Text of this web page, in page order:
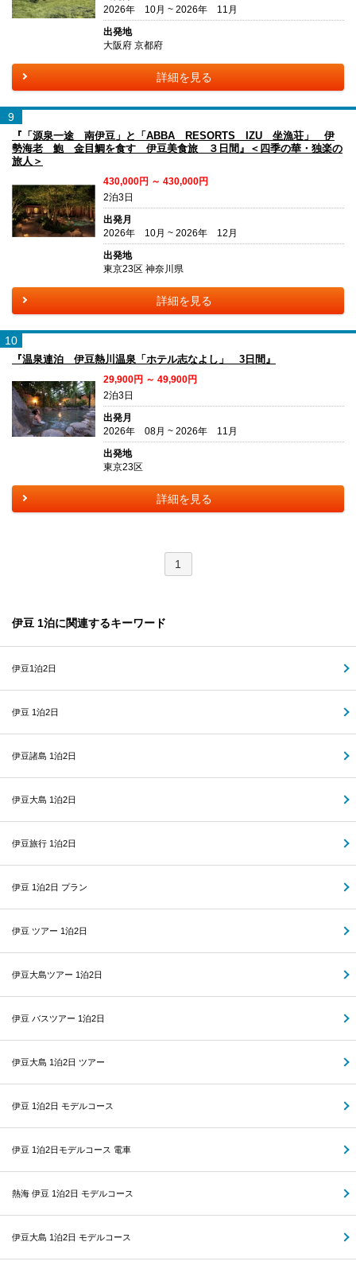
2026年 10月 ~ 2026年 11月
出発地
大阪府 京都府
詳細を見る
9
『「源泉一途 南伊豆」と「ABBA RESORTS IZU 坐漁荘」 伊
勢海老 鮑 金目鯛を食す 伊豆美食旅 ３日間』＜四季の華・独楽の
旅人＞
430,000円 ～ 430,000円
2泊3日
出発月
2026年 10月 ~ 2026年 12月
出発地
東京23区 神奈川県
詳細を見る
10
『温泉連泊 伊豆熱川温泉「ホテル志なよし」 3日間』
29,900円 ～ 49,900円
2泊3日
出発月
2026年 08月 ~ 2026年 11月
出発地
東京23区
詳細を見る
1
伊豆 1泊に関連するキーワード
伊豆1泊2日
伊豆 1泊2日
伊豆諸島 1泊2日
伊豆大島 1泊2日
伊豆旅行 1泊2日
伊豆 1泊2日 プラン
伊豆 ツアー 1泊2日
伊豆大島ツアー 1泊2日
伊豆 バスツアー 1泊2日
伊豆大島 1泊2日 ツアー
伊豆 1泊2日 モデルコース
伊豆 1泊2日モデルコース 電車
熱海 伊豆 1泊2日 モデルコース
伊豆大島 1泊2日 モデルコース